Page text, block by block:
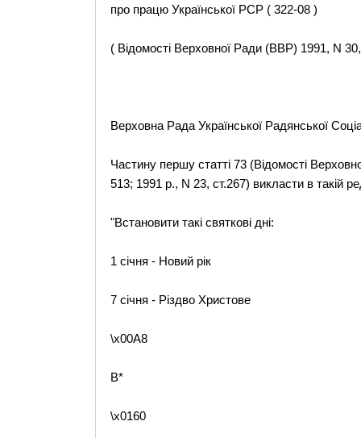
про працю Української РСР ( 322-08 )
( Відомості Верховної Ради (ВВР) 1991, N
Верховна Рада Української Радянської
Частину першу статті 73 (Відомості
513; 1991 р., N 23, ст.267) викласти в такій
"Встановити такі святкові дні:
1 січня - Новий рік
7 січня - Різдво Христове
\x00A8
B*
\x0160